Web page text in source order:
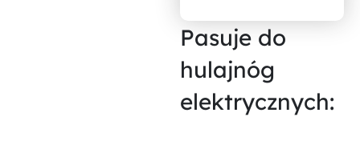
Pasuje do
hulajnóg
elektrycznych: